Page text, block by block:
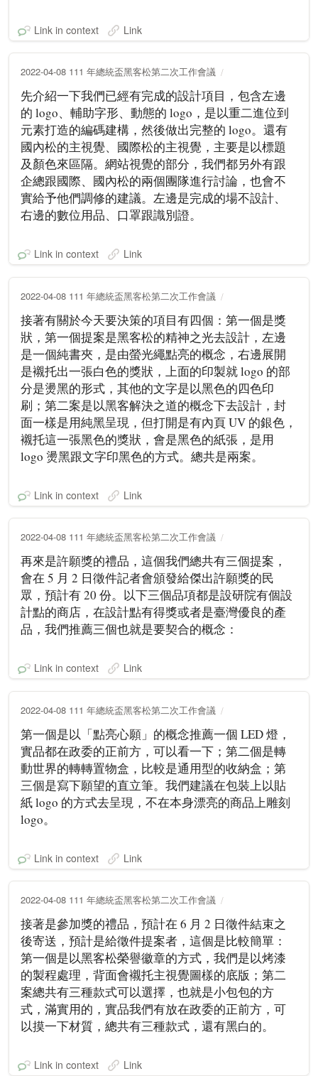
Link in context Link
2022-04-08 111 年總統盃黑客松第二次工作會議
先介紹一下我們已經有完成的設計項目，包含左邊
的 logo、輔助字形、動態的 logo，是以重二進位到
元素打造的編碼建構，然後做出完整的 logo。還有
國內松的主視覺、國際松的主視覺，主要是以標題
及顏色來區隔。網站視覺的部分，我們都另外有跟
企總跟國際、國內松的兩個團隊進行討論，也會不
實給予他們調修的建議。左邊是完成的場不設計、
右邊的數位用品、口罩跟識別證。
Link in context Link
2022-04-08 111 年總統盃黑客松第二次工作會議
接著有關於今天要決策的項目有四個：第一個是獎
狀，第一個提案是黑客松的精神之光去設計，左邊
是一個純書夾，是由螢光繩點亮的概念，右邊展開
是襯托出一張白色的獎狀，上面的印製就 logo 的部
分是燙黑的形式，其他的文字是以黑色的四色印
刷；第二案是以黑客解決之道的概念下去設計，封
面一樣是用純黑呈現，但打開是有內頁 UV 的銀色，
襯托這一張黑色的獎狀，會是黑色的紙張，是用
logo 燙黑跟文字印黑色的方式。總共是兩案。
Link in context Link
2022-04-08 111 年總統盃黑客松第二次工作會議
再來是許願獎的禮品，這個我們總共有三個提案，
會在 5 月 2 日徵件記者會頒發給傑出許願獎的民
眾，預計有 20 份。以下三個品項都是設研院有個設
計點的商店，在設計點有得獎或者是臺灣優良的產
品，我們推薦三個也就是要契合的概念：
Link in context Link
2022-04-08 111 年總統盃黑客松第二次工作會議
第一個是以「點亮心願」的概念推薦一個 LED 燈，
實品都在政委的正前方，可以看一下；第二個是轉
動世界的轉轉置物盒，比較是通用型的收納盒；第
三個是寫下願望的直立筆。我們建議在包裝上以貼
紙 logo 的方式去呈現，不在本身漂亮的商品上雕刻
logo。
Link in context Link
2022-04-08 111 年總統盃黑客松第二次工作會議
接著是參加獎的禮品，預計在 6 月 2 日徵件結束之
後寄送，預計是給徵件提案者，這個是比較簡單：
第一個是以黑客松榮譽徽章的方式，我們是以烤漆
的製程處理，背面會襯托主視覺圖樣的底版；第二
案總共有三種款式可以選擇，也就是小包包的方
式，滿實用的，實品我們有放在政委的正前方，可
以摸一下材質，總共有三種款式，還有黑白的。
Link in context Link